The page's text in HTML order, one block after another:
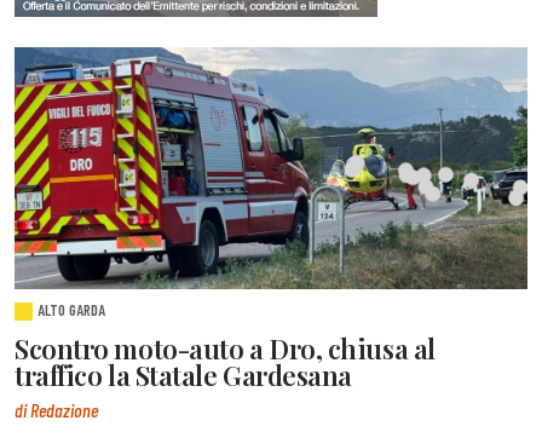
ALTO GARDA
Scontro moto-auto a Dro, chiusa al
traffico la Statale Gardesana
di Redazione